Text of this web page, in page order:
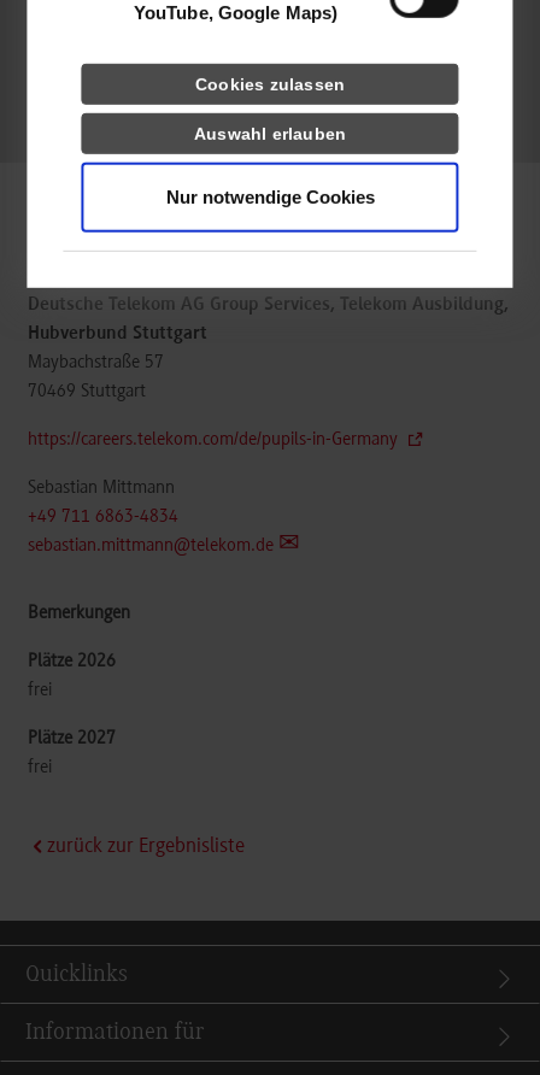
YouTube, Google Maps)
Cookies zulassen
Auswahl erlauben
Nur notwendige Cookies
Informatik / Cyber Security
Deutsche Telekom AG Group Services, Telekom Ausbildung,
Hubverbund Stuttgart
Maybachstraße 57
70469 Stuttgart
https://careers.telekom.com/de/pupils-in-Germany
Sebastian Mittmann
+49 711 6863-4834
sebastian.mittmann@telekom.de
frei
frei
zurück zur Ergebnisliste
Quicklinks
Informationen für